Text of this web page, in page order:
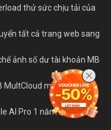
thử sức chịu tải của
tất cả trang web sang
ảnh số dư tài khoản MB
MultCloud miễn phí mới
AI Pro 1 năm miễn phí